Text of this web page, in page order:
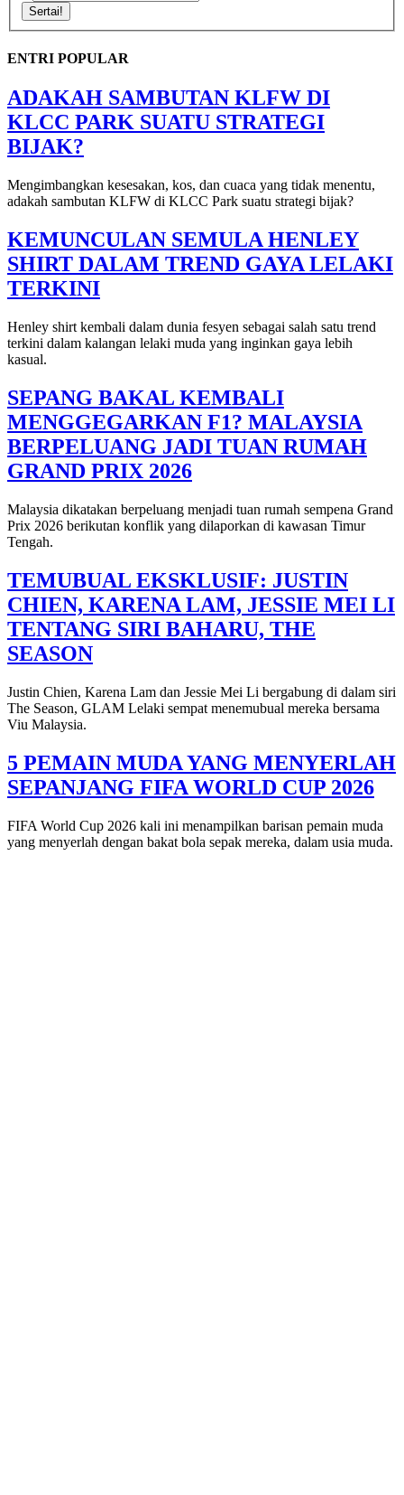
Sertai!
ENTRI POPULAR
ADAKAH SAMBUTAN KLFW DI
KLCC PARK SUATU STRATEGI
BIJAK?
Mengimbangkan kesesakan, kos, dan cuaca yang tidak menentu,
adakah sambutan KLFW di KLCC Park suatu strategi bijak?
KEMUNCULAN SEMULA HENLEY
SHIRT DALAM TREND GAYA LELAKI
TERKINI
Henley shirt kembali dalam dunia fesyen sebagai salah satu trend
terkini dalam kalangan lelaki muda yang inginkan gaya lebih
kasual.
SEPANG BAKAL KEMBALI
MENGGEGARKAN F1? MALAYSIA
BERPELUANG JADI TUAN RUMAH
GRAND PRIX 2026
Malaysia dikatakan berpeluang menjadi tuan rumah sempena Grand
Prix 2026 berikutan konflik yang dilaporkan di kawasan Timur
Tengah.
TEMUBUAL EKSKLUSIF: JUSTIN
CHIEN, KARENA LAM, JESSIE MEI LI
TENTANG SIRI BAHARU, THE
SEASON
Justin Chien, Karena Lam dan Jessie Mei Li bergabung di dalam siri
The Season, GLAM Lelaki sempat menemubual mereka bersama
Viu Malaysia.
5 PEMAIN MUDA YANG MENYERLAH
SEPANJANG FIFA WORLD CUP 2026
FIFA World Cup 2026 kali ini menampilkan barisan pemain muda
yang menyerlah dengan bakat bola sepak mereka, dalam usia muda.